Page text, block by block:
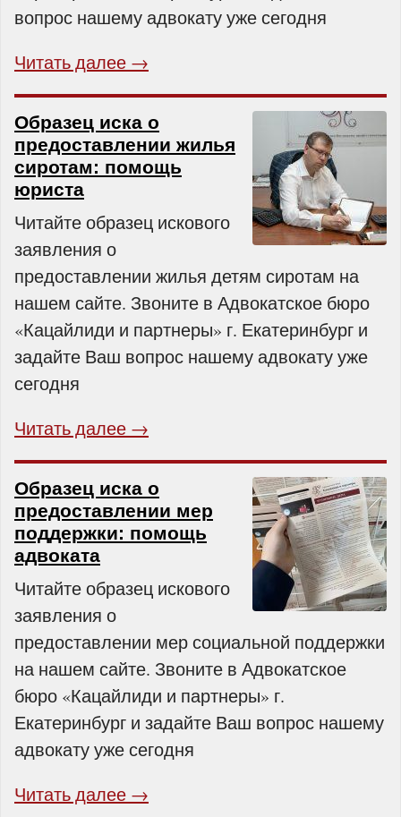
вопрос нашему адвокату уже сегодня
Читать далее →
Образец иска о
предоставлении жилья
сиротам: помощь
юриста
Читайте образец искового
заявления о
предоставлении жилья детям сиротам на
нашем сайте. Звоните в Адвокатское бюро
«Кацайлиди и партнеры» г. Екатеринбург и
задайте Ваш вопрос нашему адвокату уже
сегодня
Читать далее →
Образец иска о
предоставлении мер
поддержки: помощь
адвоката
Читайте образец искового
заявления о
предоставлении мер социальной поддержки
на нашем сайте. Звоните в Адвокатское
бюро «Кацайлиди и партнеры» г.
Екатеринбург и задайте Ваш вопрос нашему
адвокату уже сегодня
Читать далее →